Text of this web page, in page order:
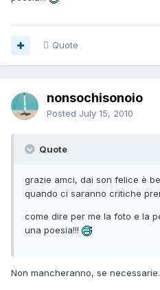
Quote
nonsochisonoio
Posted July 15, 2010
Quote
grazie amci, dai son felice è
quando ci saranno critiche
come dire per me la foto e la
una poesia!!!
Non mancheranno, se